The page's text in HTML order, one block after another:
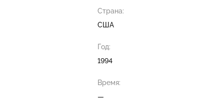
Страна:
США
Год:
1994
Время:
—